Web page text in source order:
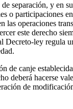
separación, y en
o participaciones
operaciones
este derecho
ley regula
canje
deberá hacerse
de